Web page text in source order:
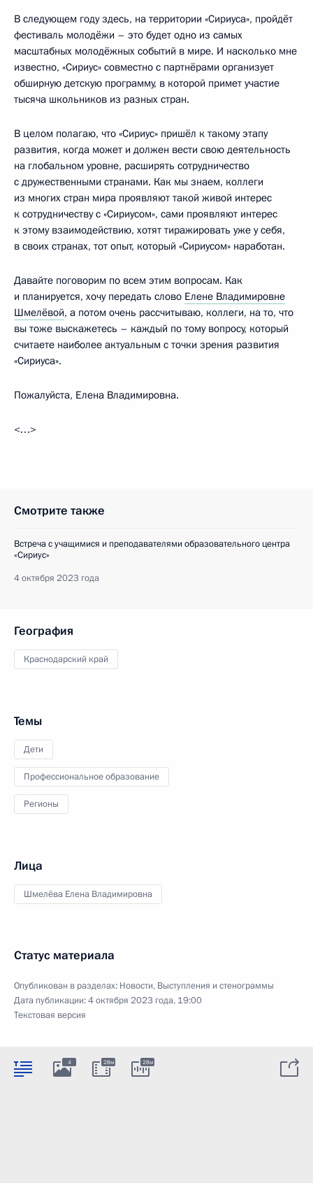
В следующем году здесь, на территории «Сириуса», пройдёт
фестиваль молодёжи – это будет одно из самых
масштабных молодёжных событий в мире. И насколько мне
известно, «Сириус» совместно с партнёрами организует
обширную детскую программу, в которой примет участие
тысяча школьников из разных стран.
В целом полагаю, что «Сириус» пришёл к такому этапу
развития, когда может и должен вести свою деятельность
на глобальном уровне, расширять сотрудничество
с дружественными странами. Как мы знаем, коллеги
из многих стран мира проявляют такой живой интерес
к сотрудничеству с «Сириусом», сами проявляют интерес
к этому взаимодействию, хотят тиражировать уже у себя,
в своих странах, тот опыт, который «Сириусом» наработан.
Давайте поговорим по всем этим вопросам. Как
и планируется, хочу передать слово Елене Владимировне
Шмелёвой, а потом очень рассчитываю, коллеги, на то, что
вы тоже выскажетесь – каждый по тому вопросу, который
считаете наиболее актуальным с точки зрения развития
«Сириуса».
Пожалуйста, Елена Владимировна.
<…>
Смотрите также
Встреча с учащимися и преподавателями образовательного центра
«Сириус»
4 октября 2023 года
География
Краснодарский край
Темы
Дети
Профессиональное образование
Регионы
Лица
Шмелёва Елена Владимировна
Статус материала
Опубликован в разделах: Новости, Выступления и стенограммы
Дата публикации:4 октября 2023 года, 19:00
Текстовая версия
4 28м 28м